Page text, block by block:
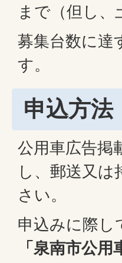
まで（但し、
募集台数に達
す。
申込方法
公用車広告掲
し、郵送又
さい。
申込みに際し
「泉南市公